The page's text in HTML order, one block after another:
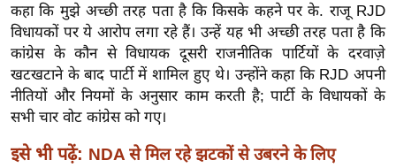
ज
ग
त
ऑ
टो
र्ल्ड
कहा कि मुझे अच्छी तरह पता है कि किसके कहने पर के. राजू RJD
विधायकों पर ये आरोप लगा रहे हैं। उन्हें यह भी अच्छी तरह पता है कि
कांग्रेस के कौन से विधायक दूसरी राजनीतिक पार्टियों के दरवाज़े
खटखटाने के बाद पार्टी में शामिल हुए थे। उन्होंने कहा कि RJD अपनी
नीतियों और नियमों के अनुसार काम करती है; पार्टी के विधायकों के
सभी चार वोट कांग्रेस को गए।
इसे भी पढ़ें: NDA से मिल रहे झटकों से उबरने के लिए